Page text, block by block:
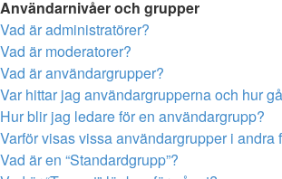
Användarnivåer och grupper
Vad är administratörer?
Vad är moderatorer?
Vad är användargrupper?
Var hittar jag användargrupperna och hur
Hur blir jag ledare för en användargrupp?
Varför visas vissa användargrupper i andra
Vad är en “Standardgrupp”?